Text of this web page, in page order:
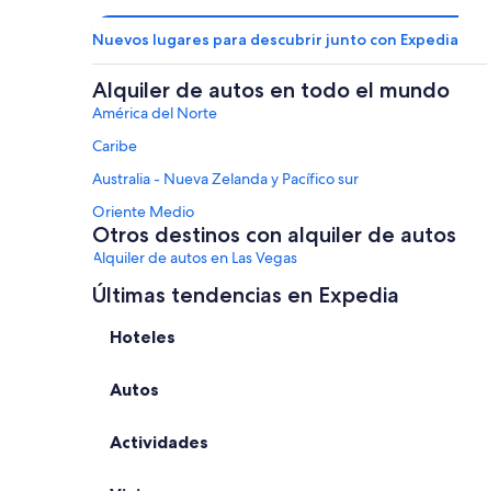
Nuevos lugares para descubrir junto con Expedia
Alquiler de autos en todo el mundo
América del Norte
Caribe
Australia - Nueva Zelanda y Pacífico sur
Oriente Medio
Otros destinos con alquiler de autos
Alquiler de autos en Las Vegas
Alquiler de autos en Orlando
Alquiler de autos en Roma
Alquiler de autos en San Francisco
Últimas tendencias en Expedia
Hoteles
Autos
Actividades